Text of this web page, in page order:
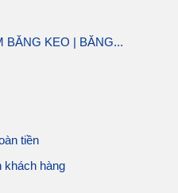
BĂNG KEO | BĂNG...
tiền
khách hàng